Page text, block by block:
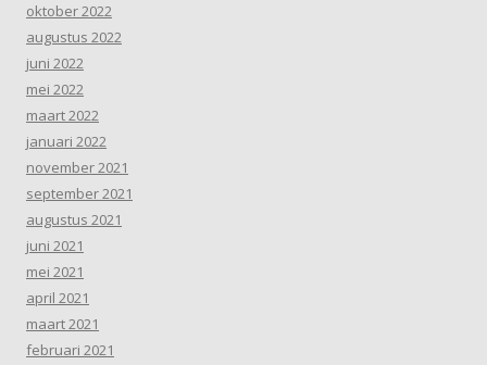
oktober 2022
augustus 2022
juni 2022
mei 2022
maart 2022
januari 2022
november 2021
september 2021
augustus 2021
juni 2021
mei 2021
april 2021
maart 2021
februari 2021